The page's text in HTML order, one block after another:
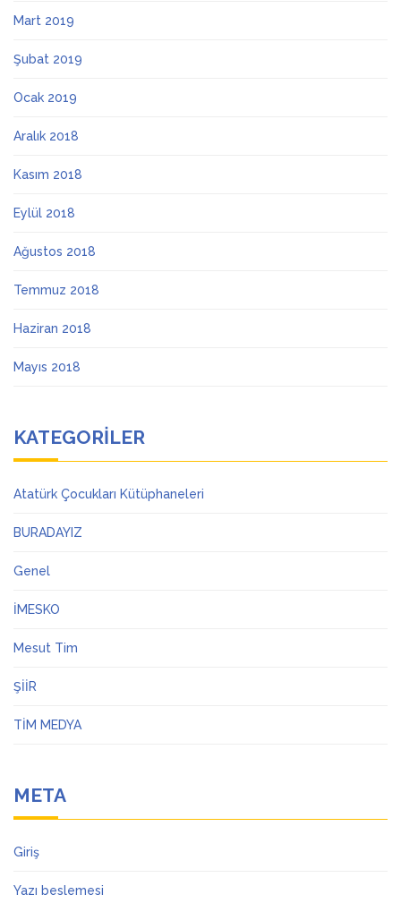
Mart 2019
Şubat 2019
Ocak 2019
Aralık 2018
Kasım 2018
Eylül 2018
Ağustos 2018
Temmuz 2018
Haziran 2018
Mayıs 2018
KATEGORILER
Atatürk Çocukları Kütüphaneleri
BURADAYIZ
Genel
İMESKO
Mesut Tim
ŞİİR
TİM MEDYA
META
Giriş
Yazı beslemesi